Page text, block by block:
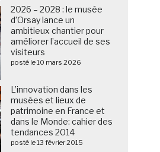
2026 – 2028 : le musée
d’Orsay lance un
ambitieux chantier pour
améliorer l’accueil de ses
visiteurs
posté le 10 mars 2026
L’innovation dans les
musées et lieux de
patrimoine en France et
dans le Monde: cahier des
tendances 2014
posté le 13 février 2015